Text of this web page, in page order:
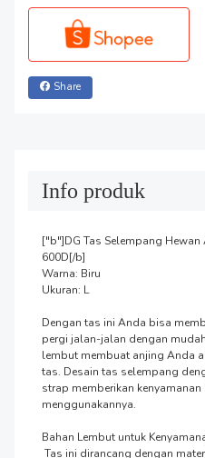
Share
Info produk
["b"]DG Tas Selempang Hewan
600D[/b]
Warna: Biru
Ukuran: L
Dengan tas ini Anda bisa
pergi jalan-jalan dengan
lembut membuat anjing Anda
tas. Desain tas selempang
strap memberikan
menggunakannya.
Bahan Lembut untuk